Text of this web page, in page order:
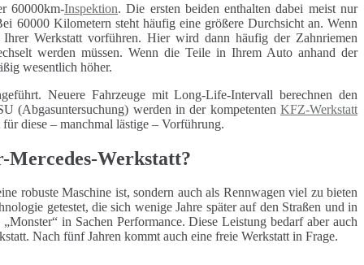
60000km-Inspektion. Die ersten beiden enthalten dabei meist nur
60000 Kilometern steht häufig eine größere Durchsicht an. Wenn
Werkstatt vorführen. Hier wird dann häufig der Zahnriemen
werden müssen. Wenn die Teile in Ihrem Auto anhand der
wesentlich höher.
Neuere Fahrzeuge mit Long-Life-Intervall berechnen den
(Abgasuntersuchung) werden in der kompetenten KFZ-Werkstatt
diese – manchmal lästige – Vorführung.
Mercedes-Werkstatt?
robuste Maschine ist, sondern auch als Rennwagen viel zu bieten
getestet, die sich wenige Jahre später auf den Straßen und in
in Sachen Performance. Diese Leistung bedarf aber auch
Nach fünf Jahren kommt auch eine freie Werkstatt in Frage.